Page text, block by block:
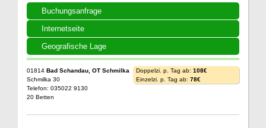
Buchungsanfrage
Internetseite
Geografische Lage
01814 Bad Schandau, OT Schmilka
Schmilka 30
Telefon: 035022 9130
20 Betten
Doppelzi. p. Tag ab: 108€
Einzelzi. p. Tag ab: 78€